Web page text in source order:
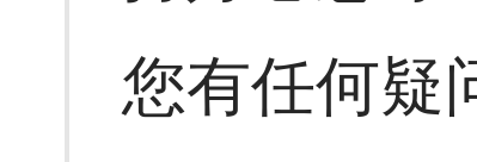
您有任何疑